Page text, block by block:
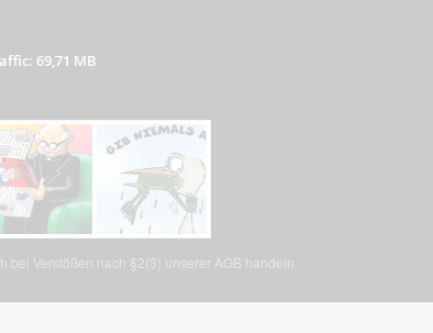
69,71 MB
Verstößen nach §2(3) unserer AGB handeln.